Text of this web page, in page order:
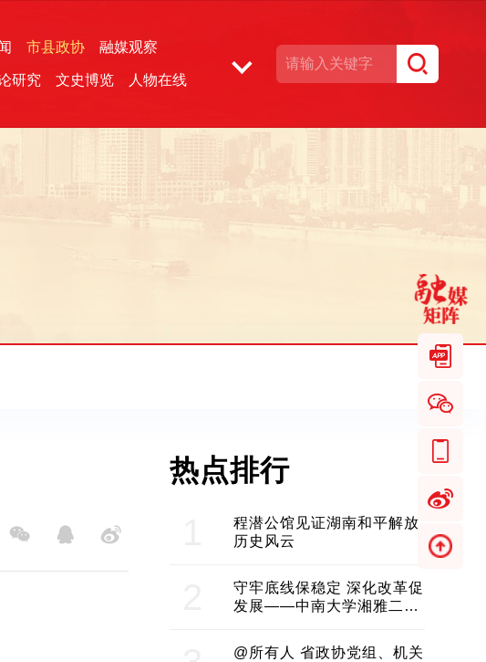
市县政协 融媒观察
研究 文史博览 人物在线
热点排行
程潜公馆见证湖南和平解放
历史风云
守牢底线保稳定 深化改革促
发展——中南大学湘雅二医
@所有人 省政协党组、机关